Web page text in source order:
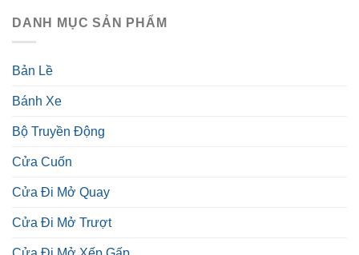
DANH MỤC SẢN PHẨM
Bản Lề
Bánh Xe
Bộ Truyền Động
Cửa Cuốn
Cửa Đi Mở Quay
Cửa Đi Mở Trượt